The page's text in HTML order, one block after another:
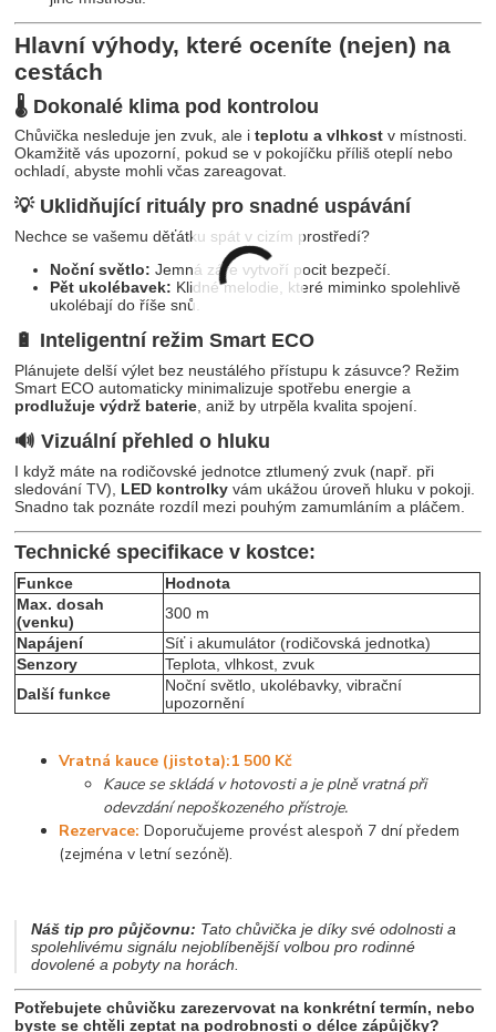
Hlavní výhody, které oceníte (nejen) na
cestách
🌡️ Dokonalé klima pod kontrolou
Chůvička nesleduje jen zvuk, ale iteplotu a vlhkost v místnosti.
Okamžitě vás upozorní, pokud se v pokojíčku příliš oteplí nebo
ochladí, abyste mohli včas zareagovat.
💡 Uklidňující rituály pro snadné uspávání
Nechce se vašemu děťátku spát v cizím prostředí?
Noční světlo: Jemná záře vytvoří pocit bezpečí.
Pět ukolébavek: Klidné melodie, které miminko spolehlivě
ukolébají do říše snů.
🔋 Inteligentní režim Smart ECO
Plánujete delší výlet bez neustálého přístupu k zásuvce? Režim
Smart ECO automaticky minimalizuje spotřebu energie a
prodlužuje výdrž baterie , aniž by utrpěla kvalita spojení.
🔊 Vizuální přehled o hluku
I když máte na rodičovské jednotce ztlumený zvuk (např. při
sledování TV), LED kontrolky vám ukážou úroveň hluku v pokoji.
Snadno tak poznáte rozdíl mezi pouhým zamumláním a pláčem.
Technické specifikace v kostce:
Funkce
Hodnota
Max. dosah
(venku)
300 m
Napájení
Síť i akumulátor (rodičovská jednotka)
Senzory
Teplota, vlhkost, zvuk
Další funkce
Noční světlo, ukolébavky, vibrační
upozornění
Vratná kauce (jistota):1 500 Kč
Kauce se skládá v hotovosti a je plně vratná při
odevzdání nepoškozeného přístroje.
Rezervace: Doporučujeme provést alespoň 7 dní předem
(zejména v letní sezóně).
Náš tip pro půjčovnu: Tato chůvička je díky své odolnosti a
spolehlivému signálu nejoblíbenější volbou pro rodinné
dovolené a pobyty na horách.
Potřebujete chůvičku zarezervovat na konkrétní termín, nebo
byste se chtěli zeptat na podrobnosti o délce zápůjčky?